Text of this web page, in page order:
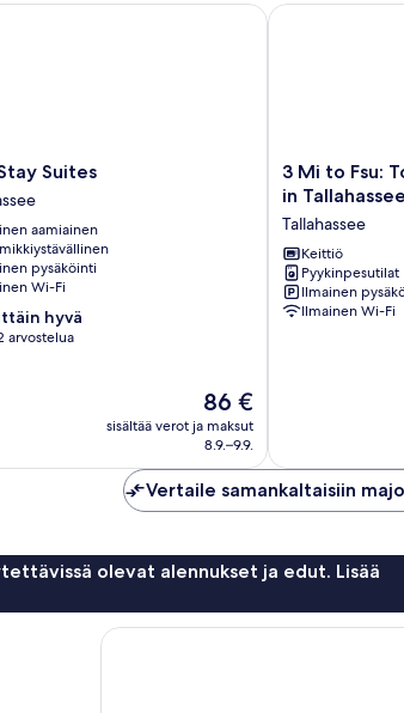
Suites
aamiainen
pysäköinti
Wi-Fi
hyvä
arvostelua
Hinta
on
86 €
86 €
sisältää verot ja maksut
8.9.–9.9.
Suites
3
Mi
Fsu:
Townhome
w/
Patio
in
3 Mi to Fsu:
in
Tallahassee
Keittiö
Pyykinpesutilat
Ilmainen
Ilmainen Wi-Fi
3 Mi to Fsu:
Vertaile samankaltaisiin
olevat alennukset ja edut. Lisää